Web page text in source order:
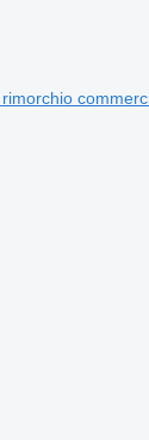
rimorchio